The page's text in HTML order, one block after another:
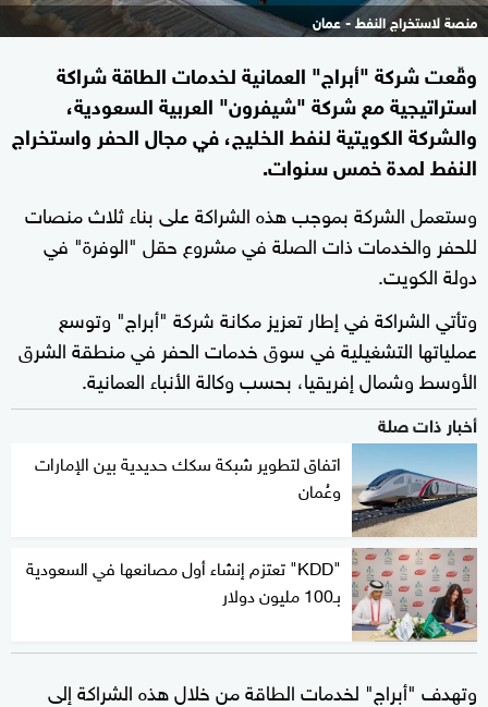
منصة لاستخراج النفط - عمان
وقّعت شركة "أبراج" العمانية لخدمات الطاقة شراكة
استراتيجية مع شركة "شيفرون" العربية السعودية،
والشركة الكويتية لنفط الخليج، في مجال الحفر واستخراج
النفط لمدة خمس سنوات.
وستعمل الشركة بموجب هذه الشراكة على بناء ثلاث منصات
للحفر والخدمات ذات الصلة في مشروع حقل "الوفرة" في
دولة الكويت.
وتأتي الشراكة في إطار تعزيز مكانة شركة "أبراج" وتوسع
عملياتها التشغيلية في سوق خدمات الحفر في منطقة الشرق
الأوسط وشمال إفريقيا، بحسب وكالة الأنباء العمانية.
أخبار ذات صلة
اتفاق لتطوير شبكة سكك حديدية بين الإمارات
وعُمان
"KDD" تعتزم إنشاء أول مصانعها في السعودية
بـ100 مليون دولار
وتهدف "أبراج" لخدمات الطاقة من خلال هذه الشراكة إلى